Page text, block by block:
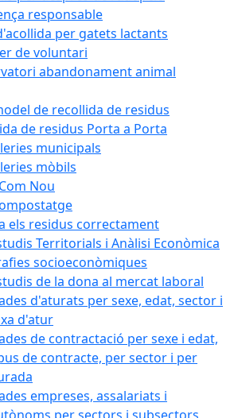
responsable
per gatets lactants
de voluntari
abandonament animal
de recollida de residus
de residus Porta a Porta
municipals
mòbils
Nou
els residus correctament
Territorials i Anàlisi Econòmica
socioeconòmiques
de la dona al mercat laboral
d'aturats per sexe, edat, sector i
d'atur
de contractació per sexe i edat,
de contracte, per sector i per
empreses, assalariats i